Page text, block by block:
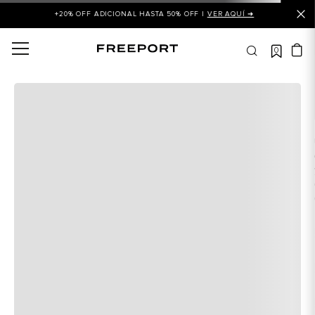
+20% OFF ADICIONAL HASTA 50% OFF | VER AQUÍ ➜
0